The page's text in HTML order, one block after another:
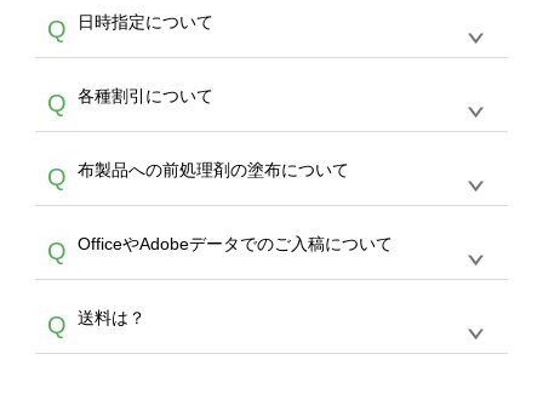
らの直接入稿には対応していません。AIで保存
し、デザインツールからアップロードして下さ
い）
スをご利用頂ければ、電話やFAX、メールなど
でご注文が可能です。
A
を作って欲しい。などの場合は、製作数量が
30個以上であれば、サポート担当が、デザイ
バッグコンシェル
サー
ビスをご利用ください。(※ 30個以下の場合
は、デザインツールをご利用ください)
Q 日時指定について
A
ん。発送後18時以降に配送業者・伝票番号を
メールでお知らせいたしますので、直接配送業
者にご連絡いただき調整をお願い致します。
Q 各種割引について
A
カート内で自動的に割引(最大50%)が適用され
ます。 【付与ポイント】購入金額の1％が1ポ
イントとして付与され、次回ご注文時に1ポイ
ント＝1円としてお使いいただけます。ポイン
トは発送完了の翌日に付与され、次回ご注文時
からご利用頂けます。ポイントの有効期限は一
年間です。【会員ランク】過去10カ月のご注
文回数により会員ランク割引(最大5%)が適用
Q 布製品への前処理剤の塗布について
A
意点（前処理剤）】カラー生地（Tシャツのホ
ワイト、トートバッグのナチュラル、ホワイト
といって、プリントを定着させるための処理剤
を塗布しており、短納期・低価格で商品をお届
Q OfficeやAdobeデータでのご入稿について
A
ません。いずれのデータも該当デザインのみ画
像(JPEG,PNG,GIF,PDF)に変換、またはAdobe
Q 送料は？